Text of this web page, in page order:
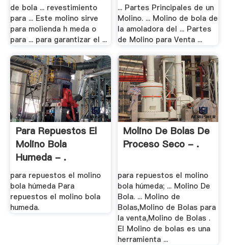
de bola ... revestimiento
para ... Este molino sirve
para molienda h meda o
para ... para garantizar el ...
... Partes Principales de un
Molino. ... Molino de bola de
la amoladora del ... Partes
de Molino para Venta ...
Para Repuestos El
Molino Bola
Humeda - .
para repuestos el molino
bola húmeda Para
repuestos el molino bola
humeda.
Molino De Bolas De
Proceso Seco - .
para repuestos el molino
bola húmeda; ... Molino De
Bola. ... Molino de
Bolas,Molino de Bolas para
la venta,Molino de Bolas .
El Molino de bolas es una
herramienta ...